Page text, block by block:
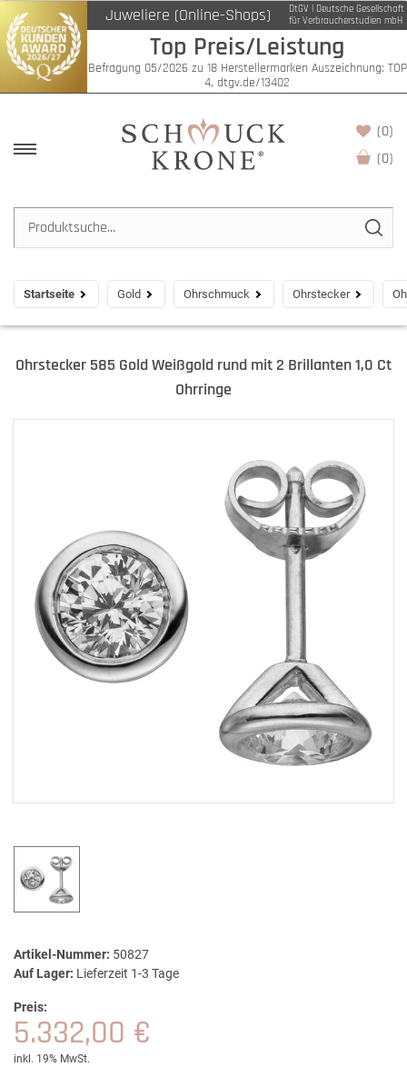
Juweliere (Online-Shops)
DtGV | Deutsche Gesellschaft
für Verbraucherstudien mbH
Top Preis/Leistung
Befragung 05/2026 zu 18 Herstellermarken Auszeichnung: TOP
4, dtgv.de/13402
(0)
(0)
Startseite Gold Ohrschmuck Ohrstecker
Ohrstecker 585 Gold Weißgold rund mit 2 Brillanten 1,0 Ct
Ohrringe
Artikel-Nummer: 50827
Auf Lager: Lieferzeit 1-3 Tage
Preis:
5.332,00 €
inkl. 19% MwSt.